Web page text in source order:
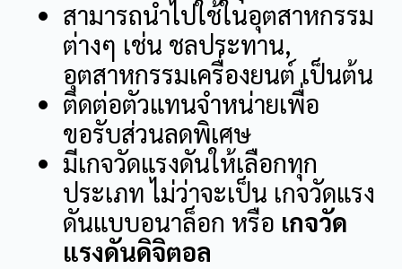
สามารถนำไปใช้ในอุตสาหกรรม
ต่างๆ เช่น ชลประทาน,
อุตสาหกรรมเครื่องยนต์ เป็นต้น
ติดต่อตัวแทนจำหน่ายเพื่อ
ขอรับส่วนลดพิเศษ
มีเกจวัดแรงดันให้เลือกทุก
ประเภท ไม่ว่าจะเป็น เกจวัดแรง
ดันแบบอนาล็อก หรือ เกจวัด
แรงดันดิจิตอล